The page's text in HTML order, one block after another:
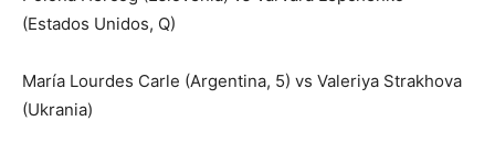
(Estados Unidos, Q)
María Lourdes Carle (Argentina, 5) vs Valeriya Strakhova
(Ukrania)